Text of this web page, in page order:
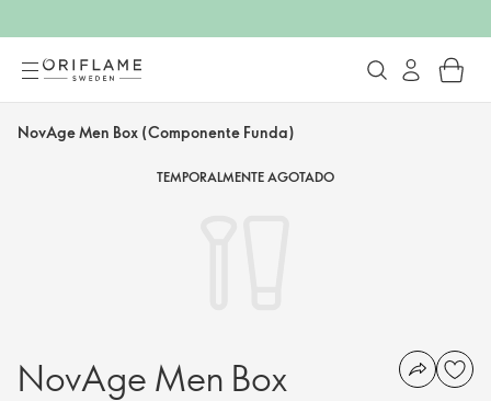
NovAge Men Box (Componente Funda)
TEMPORALMENTE AGOTADO
NovAge Men Box